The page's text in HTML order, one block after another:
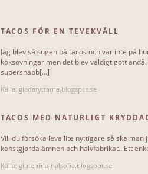
TACOS FÖR EN TEVEKVÄLL
Jag blev så sugen på tacos och var inte på
köksövningar men det blev väldigt gott
supersnabb[...]
Källa: gladaryttarna.blogspot.se
TACOS MED NATURLIGT
Vill du försöka leva lite nyttigare så ska man
konstgjorda ämnen och halvfabrikat...Ett
Källa: glutenfria-halsofia.blogspot.se